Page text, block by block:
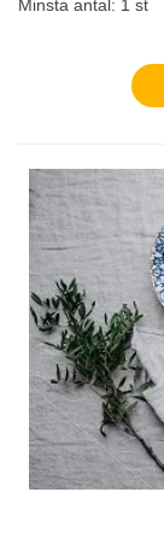
Minsta antal: 1 st